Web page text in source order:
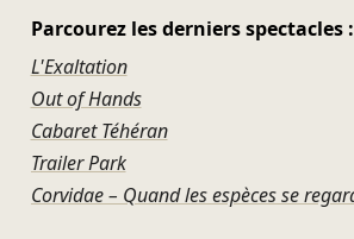
Parcourez les derniers spectacles :
L'Exaltation
Out of Hands
Cabaret Téhéran
Trailer Park
Corvidae – Quand les espèces se